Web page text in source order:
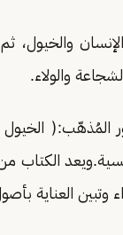
والخيول، ثم
والولاء.
المُذهّب:(
العربية